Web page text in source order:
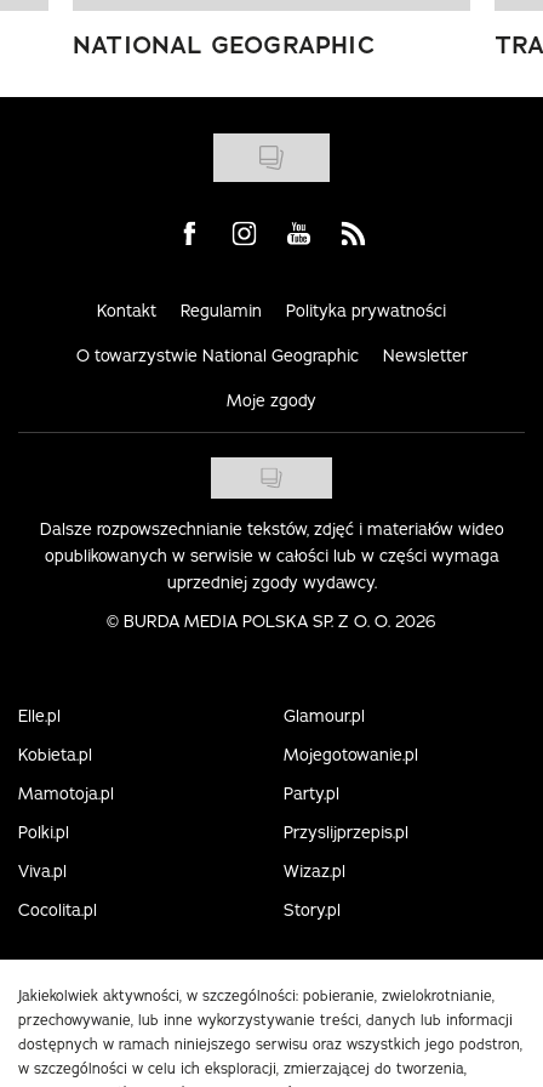
NATIONAL GEOGRAPHIC
Visit us on Facebook
Visit us on Instagram
Visit us on Youtube
Visit us on Rss
Kontakt Regulamin Polityka prywatności
O towarzystwie National Geographic Newsletter
Moje zgody
Dalsze rozpowszechnianie tekstów, zdjęć i materiałów wideo
opublikowanych w serwisie w całości lub w części wymaga
uprzedniej zgody wydawcy.
© BURDA MEDIA POLSKA SP. Z O. O. 2026
Elle.pl
Glamour.pl
Kobieta.pl
Mojegotowanie.pl
Mamotoja.pl
Party.pl
Polki.pl
Przyslijprzepis.pl
Viva.pl
Wizaz.pl
Cocolita.pl
Story.pl
Jakiekolwiek aktywności, w szczególności: pobieranie, zwielokrotnianie,
przechowywanie, lub inne wykorzystywanie treści, danych lub informacji
dostępnych w ramach niniejszego serwisu oraz wszystkich jego podstron,
w szczególności w celu ich eksploracji, zmierzającej do tworzenia,